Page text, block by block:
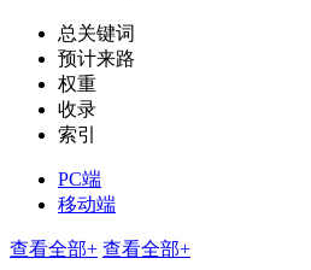
总关键词
预计来路
权重
收录
索引
PC端
移动端
查看全部+ 查看全部+